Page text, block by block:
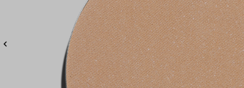
